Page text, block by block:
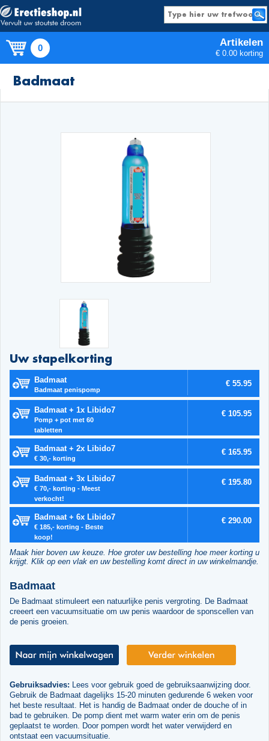
0 Artikelen
€ 0.00 korting
Badmaat
Uw stapelkorting
Badmaat
Badmaat penispomp
€ 55.95
Badmaat + 1x Libido7
Pomp + pot met 60
tabletten
€ 105.95
Badmaat + 2x Libido7
€ 30,- korting
€ 165.95
Badmaat + 3x Libido7
€ 70,- korting - Meest
verkocht!
€ 195.80
Badmaat + 6x Libido7
€ 185,- korting - Beste
koop!
€ 290.00
Maak hier boven uw keuze. Hoe groter uw bestelling hoe meer korting u
krijgt. Klik op een vlak en uw bestelling komt direct in uw winkelmandje.
Badmaat
De Badmaat stimuleert een natuurlijke penis vergroting. De Badmaat
creeert een vacuumsituatie om uw penis waardoor de sponscellen van
de penis groeien.
Gebruiksadvies: Lees voor gebruik goed de gebruiksaanwijzing door.
Gebruik de Badmaat dagelijks 15-20 minuten gedurende 6 weken voor
het beste resultaat. Het is handig de Badmaat onder de douche of in
bad te gebruiken. De pomp dient met warm water erin om de penis
geplaatst te worden. Door pompen wordt het water verwijderd en
ontstaat een vacuumsituatie.